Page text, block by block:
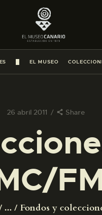
EL MUSEO
26 abril 2011 Share
... Fondos y
VISITA